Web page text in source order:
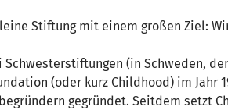
Stiftung mit einem großen Ziel:
(in Schweden,
(oder kurz Childhood) im Jahr
gegründet. Seitdem setzt